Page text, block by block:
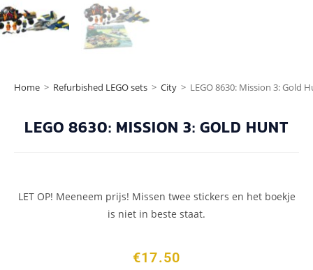
Home > Refurbished LEGO sets > City > LEGO 8630: Mission 3: Gold
LEGO 8630: MISSION 3: GOLD HUNT
LET OP! Meeneem prijs! Missen twee stickers en het boekje
is niet in beste staat.
€17.50